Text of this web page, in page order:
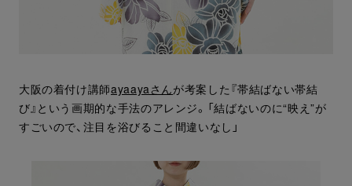
大阪の着付け講師ayaayaさんが考案した『帯結ばない帯結
び』という画期的な手法のアレンジ。「結ばないのに“映え”が
すごいので、注目を浴びること間違いなし」